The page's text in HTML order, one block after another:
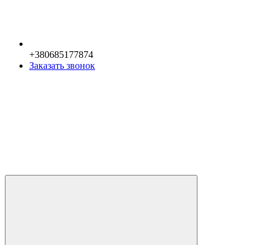
+380685177874
Заказать звонок